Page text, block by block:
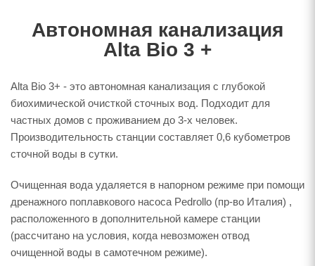
Автономная канализация
Alta Bio 3 +
Alta Bio 3+ - это автономная канализация с глубокой
биохимической очисткой сточных вод. Подходит для
частных домов с проживанием до 3-х человек.
Производительность станции составляет 0,6 кубометров
сточной воды в сутки.
Очищенная вода удаляется в напорном режиме при помощи
дренажного поплавкового насоса Pedrollo (пр-во Италия) ,
расположенного в дополнительной камере станции
(рассчитано на условия, когда невозможен отвод
очищенной воды в самотечном режиме).